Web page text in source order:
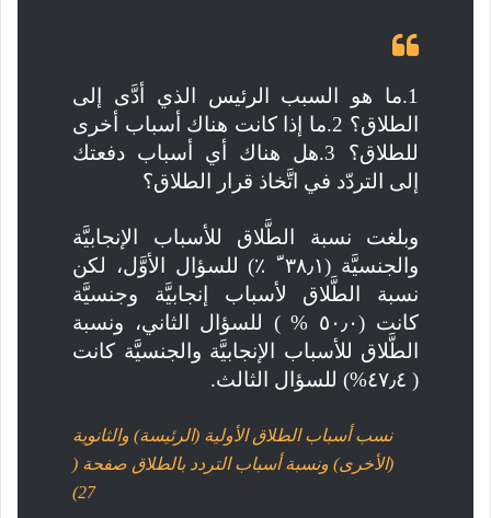
إلی التردّد في اتَّخاذ قرار الطلاق؟
( ٤٧٫٤%) للسؤال الثالث.
27
)